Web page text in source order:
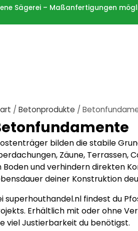
Sägerei – Maßanfertigungen
/ Betonprodukte /
bilden die stabile
Zäune, Terrassen,
Boden und verhindern direkten
deiner Konstruktion
superhouthandel.nl findest du
Erhältlich mit oder ohne
viel Justierbarkeit du benötigst.